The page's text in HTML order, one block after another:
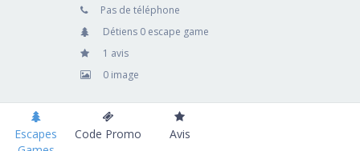
Pas de téléphone
Détiens 0 escape game
1 avis
0 image
Escapes
Code Promo Avis